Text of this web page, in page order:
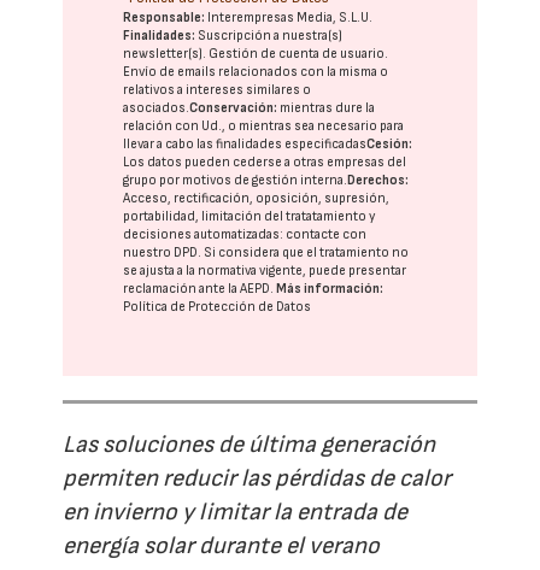
Responsable: Interempresas Media, S.L.U.
Finalidades: Suscripción a nuestra(s)
newsletter(s). Gestión de cuenta de usuario.
Envío de emails relacionados con la misma o
relativos a intereses similares o
asociados.Conservación: mientras dure la
relación con Ud., o mientras sea necesario para
llevar a cabo las finalidades especificadasCesión:
Los datos pueden cederse a otras empresas del
grupo por motivos de gestión interna.Derechos:
Acceso, rectificación, oposición, supresión,
portabilidad, limitación del tratatamiento y
decisiones automatizadas: contacte con
nuestro DPD. Si considera que el tratamiento no
se ajusta a la normativa vigente, puede presentar
reclamación ante laAEPD.Más información:
Política de Protección de Datos
Las soluciones de última generación
permiten reducir las pérdidas de calor
en invierno y limitar la entrada de
energía solar durante el verano